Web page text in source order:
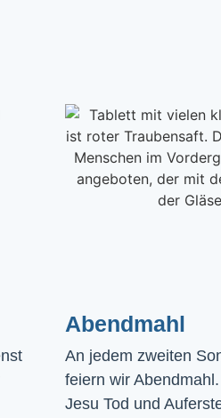
Abendmahl​
An jedem zweiten
feiern wir
Jesu Tod und